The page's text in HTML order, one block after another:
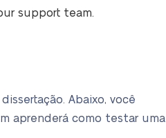
support team.
Abaixo, você
aprenderá como testar uma